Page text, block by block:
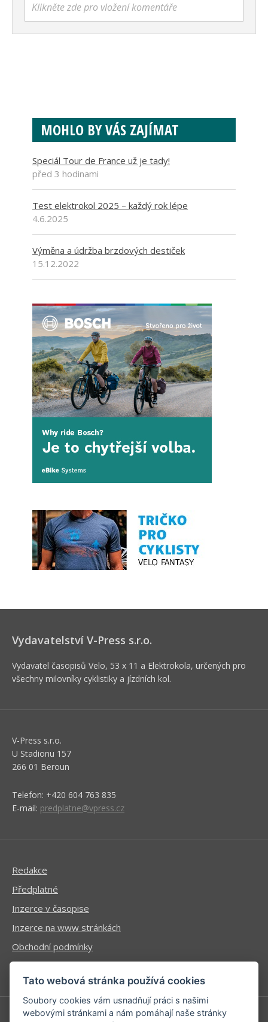
Klikněte zde pro vložení komentáře
MOHLO BY VÁS ZAJÍMAT
Speciál Tour de France už je tady!
před 3 hodinami
Test elektrokol 2025 – každý rok lépe
4.6.2025
Výměna a údržba brzdových destiček
15.12.2022
Vydavatelství V-Press s.r.o.
Vydavatel časopisů Velo, 53 x 11 a Elektrokola, určených pro
všechny milovníky cyklistiky a jízdních kol.
V-Press s.r.o.
U Stadionu 157
266 01 Beroun
Telefon: +420 604 763 835
E-mail: predplatne@vpress.cz
Redakce
Předplatné
Inzerce v časopise
Inzerce na www stránkách
Obchodní podmínky
Ochrana osobních údajů
Tato webová stránka používá cookies
Soubory cookies vám usnadňují práci s našimi
webovými stránkami a nám pomáhají naše stránky